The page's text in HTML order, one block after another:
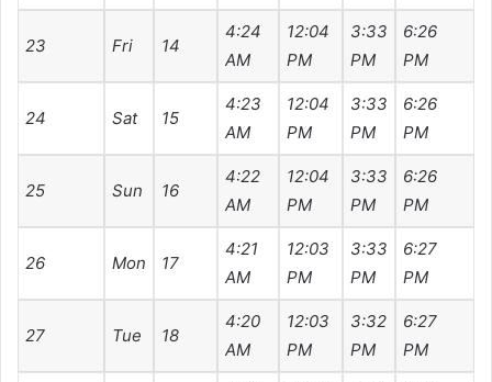
23 Fri 14
4:24
AM
12:04
PM
3:33
PM
6:26
PM
24 Sat 15
4:23
AM
12:04
PM
3:33
PM
6:26
PM
25 Sun 16
4:22
AM
12:04
PM
3:33
PM
6:26
PM
26 Mon 17
4:21
AM
12:03
PM
3:33
PM
6:27
PM
27 Tue 18
4:20
AM
12:03
PM
3:32
PM
6:27
PM